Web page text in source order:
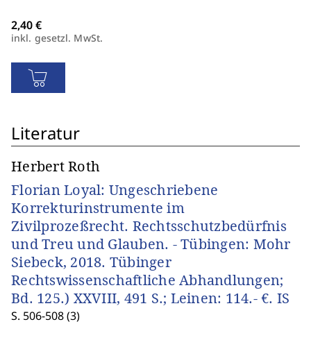
inkl. gesetzl. MwSt.
Literatur
Herbert Roth
Florian Loyal: Ungeschriebene
Korrekturinstrumente im
Zivilprozeßrecht. Rechtsschutzbedürfnis
und Treu und Glauben. - Tübingen: Mohr
Siebeck, 2018. Tübinger
Rechtswissenschaftliche Abhandlungen;
Bd. 125.) XXVIII, 491 S.; Leinen: 114.- €. IS
S. 506-508 (3)